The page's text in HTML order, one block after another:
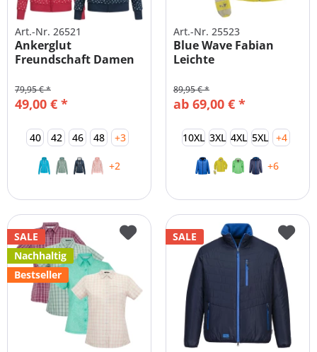
Art.-Nr. 26521
Ankerglut
Freundschaft Damen
49,00 € *
79,95 € *
40 42 46 48 +3
+2
Art.-Nr. 25523
Blue Wave Fabian
Leichte
Herren...
ab 69,00 € *
89,95 € *
10XL 3XL 4XL 5XL +4
+6
SALE
Nachhaltig
Bestseller
SALE